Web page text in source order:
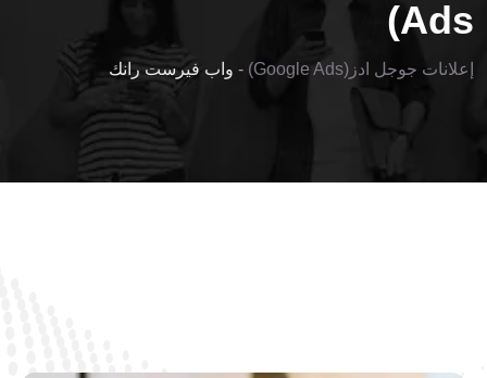
Ads)
إعلانات جوجل ادز(Google Ads) - واب فيرست رانك